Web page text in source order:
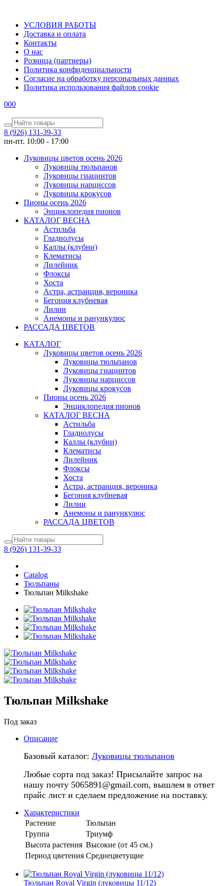
УСЛОВИЯ РАБОТЫ
Доставка и оплата
Контакты
О наc
Розница (партнеры)
Политика конфиденциальности
Согласие на обработку персональных данных
Политика использования файлов сookie
000
8 (926) 131-39-33
пн-пт. 10:00 - 17:00
Луковицы цветов осень 2026
Луковицы тюльпанов
Луковицы гиацинтов
Луковицы нарциссов
Луковицы крокусов
Пионы осень 2026
Энциклопедия пионов
КАТАЛОГ ВЕСНА
Астильба
Гладиолусы
Каллы (клубни)
Клематисы
Лилейник
Флоксы
Хоста
Астра, астранция, вероника
Бегония клубневая
Лилии
Анемоны и ранункулюс
РАССАДА ЦВЕТОВ
КАТАЛОГ
Луковицы цветов осень 2026
Луковицы тюльпанов
Луковицы гиацинтов
Луковицы нарциссов
Луковицы крокусов
Пионы осень 2026
Энциклопедия пионов
КАТАЛОГ ВЕСНА
Астильба
Гладиолусы
Каллы (клубни)
Клематисы
Лилейник
Флоксы
Хоста
Астра, астранция, вероника
Бегония клубневая
Лилии
Анемоны и ранункулюс
РАССАДА ЦВЕТОВ
8 (926) 131-39-33
Catalog
Тюльпаны
Тюльпан Milkshake
Тюльпан Milkshake
Под заказ
Описание
Базовый каталог: Луковицы тюльпанов
Любые сорта под заказ! Присылайте запрос на
нашу почту 5065891@gmail.com, вышлем в ответ
прайс лист и сделаем предложение на поставку.
Характеристики
Растение
Тюльпан
Группа
Триумф
Высота растения Высокие (от 45 см.)
Период цветения Среднецветущие
Тюльпан Royal Virgin (луковицы 11/12)